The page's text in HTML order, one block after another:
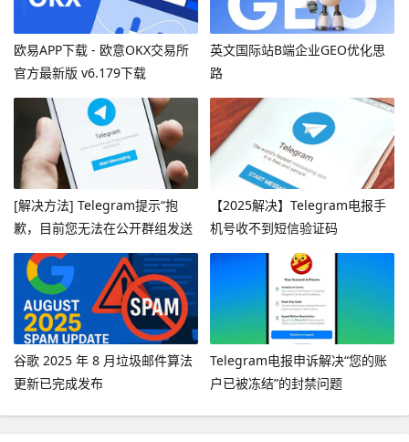
欧易APP下载 - 欧意OKX交易所
官方最新版 v6.179下载
英文国际站B端企业GEO优化思
路
[解决方法] Telegram提示“抱
歉，目前您无法在公开群组发送
消息”
【2025解决】Telegram电报手
机号收不到短信验证码
谷歌 2025 年 8 月垃圾邮件算法
更新已完成发布
Telegram电报申诉解决“您的账
户已被冻结”的封禁问题